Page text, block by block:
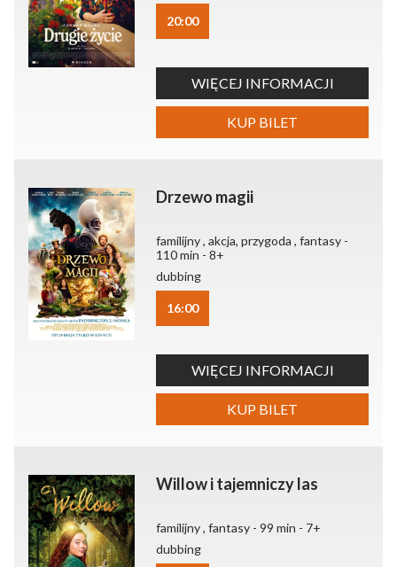
20:00
WIĘCEJ INFORMACJI
KUP BILET
Drzewo magii
familijny , akcja, przygoda , fantasy -
110 min - 8+
dubbing
16:00
WIĘCEJ INFORMACJI
KUP BILET
Willow i tajemniczy las
familijny , fantasy - 99 min - 7+
dubbing